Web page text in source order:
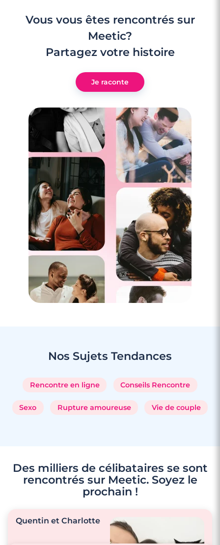
3 minutes
Rencontre à Vidauban
Rencontre à Draguignan
Vous vous êtes rencontrés sur
Meetic?
Partagez votre histoire
Je raconte
Nos Sujets Tendances
Rencontre en ligne Conseils Rencontre
Sexo Rupture amoureuse Vie de couple
Des milliers de célibataires se sont
rencontrés sur Meetic. Soyez le
prochain !
Quentin et Charlotte